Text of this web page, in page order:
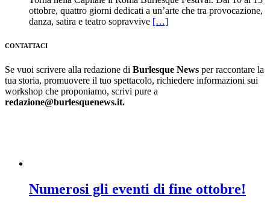
ottobre, quattro giorni dedicati a un’arte che tra provocazione,
danza, satira e teatro sopravvive […]
CONTATTACI
Se vuoi scrivere alla redazione di Burlesque News per raccontare la
tua storia, promuovere il tuo spettacolo, richiedere informazioni sui
workshop che proponiamo, scrivi pure a
redazione@burlesquenews.it.
Numerosi gli eventi di fine ottobre!